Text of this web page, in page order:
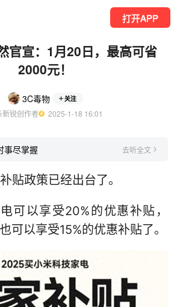
打开APP
官宣：1月20日，最高可省
2000元！
3C毒物 关注
新锐创作者
  2025-1-18 16:01
事尽掌握 去听全文
贴政策已经出台了。
可以享受20%的优惠补贴，
可以享受15%的优惠补贴了。